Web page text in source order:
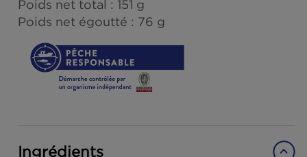
Découvrez notre recette de
maquereaux
La vitamine B12 contribue au
normal du système nerveux.
Poids net total : 151 g
Poids net égoutté : 76 g